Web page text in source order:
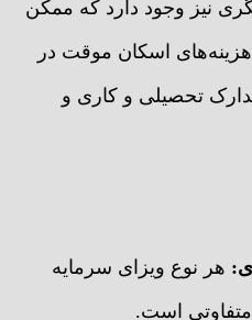
نیز وجود دارد که ممکن
اسکان موقت در
تحصیلی و کاری و
: هر نوع ویزای سرمایه
است.